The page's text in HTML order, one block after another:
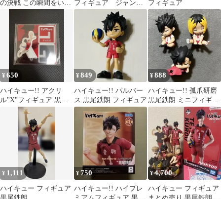
の決戦 この瞬間をいつ フィギュア ジャンプ
GIGA アクリルスタン
ド 黒尾鉄朗
フィギュア
¥650
ハイキュー!! アクリ
ル"X"フィギュア 黒尾
¥849
ハイキュー!! パルバー
ス 黒尾鉄朗 フィギュア
¥888
ハイキュー!! 孤爪研磨
黒尾鉄朗 ミニフィギュ
ア 3種セット
¥ 1,111
ハイキュー フィギュア
¥750
ハイキュー!! ハイプレ
¥4,700
ハイキュー フィギュア